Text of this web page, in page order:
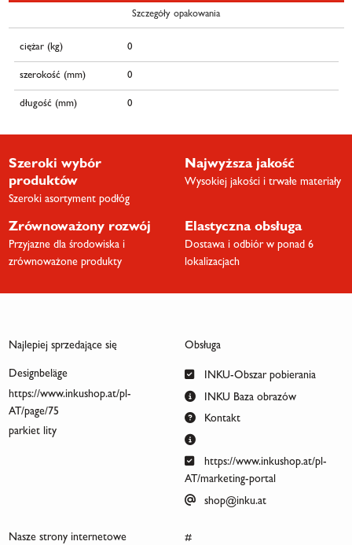
Szczegóły opakowania
ciężar (kg) 0
szerokość (mm) 0
długość (mm) 0
Szeroki wybór
produktów
Szeroki asortyment podłóg
Najwyższa jakość
Wysokiej jakości i trwałe materiały
Zrównoważony rozwój
Przyjazne dla środowiska i
zrównoważone produkty
Elastyczna obsługa
Dostawa i odbiór w ponad 6
lokalizacjach
Najlepiej sprzedające się
Designbeläge
https://www.inkushop.at/pl-
AT/page/75
parkiet lity
Obsługa
INKU-Obszar pobierania
INKU Baza obrazów
Kontakt
https://www.inkushop.at/pl-
AT/marketing-portal
shop@inku.at
Nasze strony internetowe #